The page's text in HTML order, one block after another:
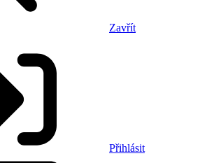
Zavřít
Přihlásit